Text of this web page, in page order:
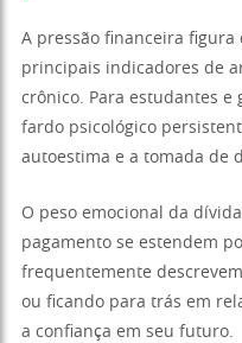
A pressão financeira
principais indicadores de
crônico. Para estudantes e
fardo psicológico
autoestima e a tomada de
O peso emocional da
pagamento se estendem
frequentemente
ou ficando para trás em
a confiança em seu futuro.